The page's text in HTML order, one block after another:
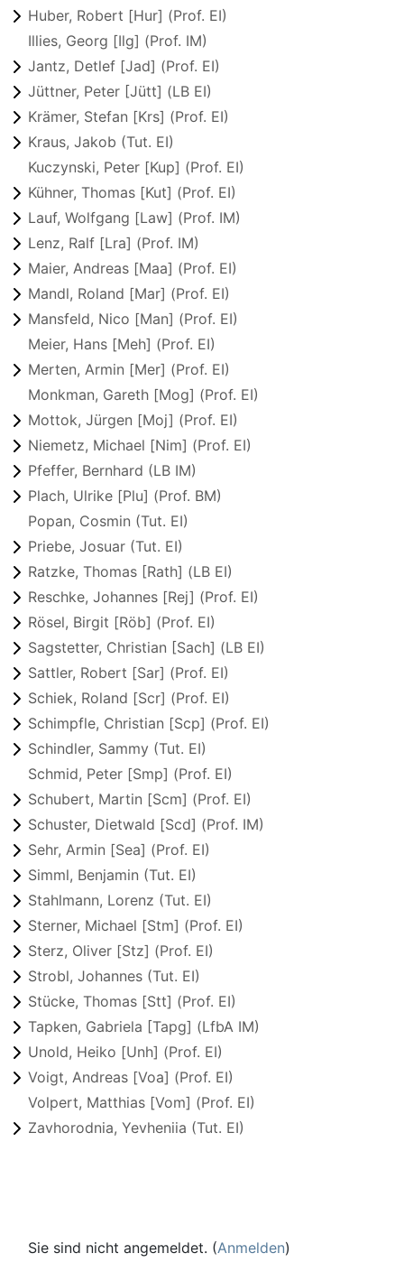
Huber, Robert [Hur] (Prof. EI)
Illies, Georg [Ilg] (Prof. IM)
Jantz, Detlef [Jad] (Prof. EI)
Jüttner, Peter [Jütt] (LB EI)
Krämer, Stefan [Krs] (Prof. EI)
Kraus, Jakob (Tut. EI)
Kuczynski, Peter [Kup] (Prof. EI)
Kühner, Thomas [Kut] (Prof. EI)
Lauf, Wolfgang [Law] (Prof. IM)
Lenz, Ralf [Lra] (Prof. IM)
Maier, Andreas [Maa] (Prof. EI)
Mandl, Roland [Mar] (Prof. EI)
Mansfeld, Nico [Man] (Prof. EI)
Meier, Hans [Meh] (Prof. EI)
Merten, Armin [Mer] (Prof. EI)
Monkman, Gareth [Mog] (Prof. EI)
Mottok, Jürgen [Moj] (Prof. EI)
Niemetz, Michael [Nim] (Prof. EI)
Pfeffer, Bernhard (LB IM)
Plach, Ulrike [Plu] (Prof. BM)
Popan, Cosmin (Tut. EI)
Priebe, Josuar (Tut. EI)
Ratzke, Thomas [Rath] (LB EI)
Reschke, Johannes [Rej] (Prof. EI)
Rösel, Birgit [Röb] (Prof. EI)
Sagstetter, Christian [Sach] (LB EI)
Sattler, Robert [Sar] (Prof. EI)
Schiek, Roland [Scr] (Prof. EI)
Schimpfle, Christian [Scp] (Prof. EI)
Schindler, Sammy (Tut. EI)
Schmid, Peter [Smp] (Prof. EI)
Schubert, Martin [Scm] (Prof. EI)
Schuster, Dietwald [Scd] (Prof. IM)
Sehr, Armin [Sea] (Prof. EI)
Simml, Benjamin (Tut. EI)
Stahlmann, Lorenz (Tut. EI)
Sterner, Michael [Stm] (Prof. EI)
Sterz, Oliver [Stz] (Prof. EI)
Strobl, Johannes (Tut. EI)
Stücke, Thomas [Stt] (Prof. EI)
Tapken, Gabriela [Tapg] (LfbA IM)
Unold, Heiko [Unh] (Prof. EI)
Voigt, Andreas [Voa] (Prof. EI)
Volpert, Matthias [Vom] (Prof. EI)
Zavhorodnia, Yevheniia (Tut. EI)
Sie sind nicht angemeldet. (Anmelden)